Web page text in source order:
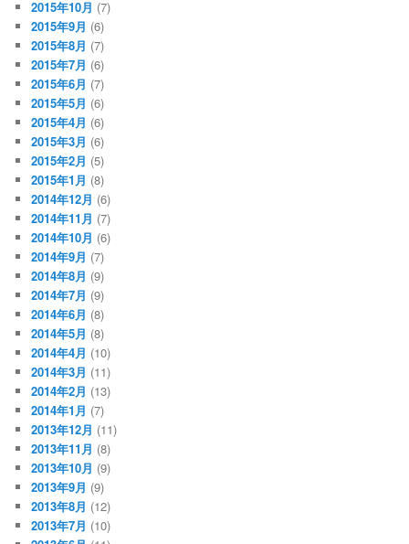
2015年10月 (7)
2015年9月 (6)
2015年8月 (7)
2015年7月 (6)
2015年6月 (7)
2015年5月 (6)
2015年4月 (6)
2015年3月 (6)
2015年2月 (5)
2015年1月 (8)
2014年12月 (6)
2014年11月 (7)
2014年10月 (6)
2014年9月 (7)
2014年8月 (9)
2014年7月 (9)
2014年6月 (8)
2014年5月 (8)
2014年4月 (10)
2014年3月 (11)
2014年2月 (13)
2014年1月 (7)
2013年12月 (11)
2013年11月 (8)
2013年10月 (9)
2013年9月 (9)
2013年8月 (12)
2013年7月 (10)